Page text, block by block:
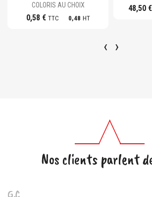
COLORIS AU CHOIX
0,58 € TTC 0,48 HT
48,50 €
‹ ›
Nos clients parlent
M.L